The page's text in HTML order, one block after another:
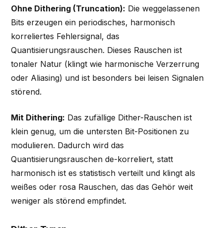
Ohne Dithering (Truncation): Die weggelassenen
Bits erzeugen ein periodisches, harmonisch
korreliertes Fehlersignal, das
Quantisierungsrauschen. Dieses Rauschen ist
tonaler Natur (klingt wie harmonische Verzerrung
oder Aliasing) und ist besonders bei leisen Signalen
störend.
Mit Dithering: Das zufällige Dither-Rauschen ist
klein genug, um die untersten Bit-Positionen zu
modulieren. Dadurch wird das
Quantisierungsrauschen de-korreliert, statt
harmonisch ist es statistisch verteilt und klingt als
weißes oder rosa Rauschen, das das Gehör weit
weniger als störend empfindet.